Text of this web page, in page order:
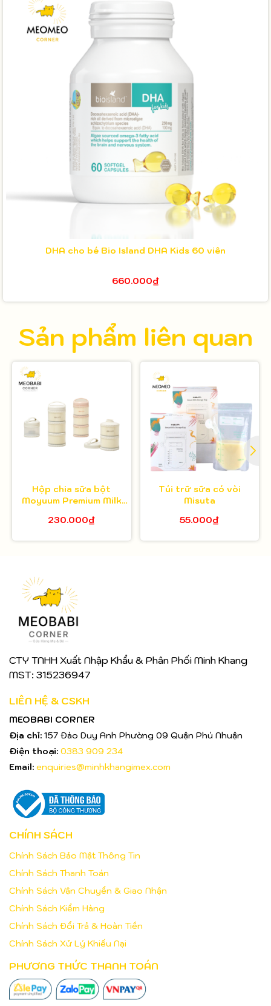
DHA cho bé Bio Island DHA Kids 60 viên
660.000₫
Sản phẩm liên quan
Hộp chia sữa bột
Moyuum Premium Milk
ngăn
230.000₫
Túi trữ sữa có vòi
Misuta
55.000₫
CTY TNHH Xuất Nhập Khẩu & Phân Phối Minh Khang
MST: 315236947
LIÊN HỆ & CSKH
MEOBABI CORNER
Địa chỉ: 157 Đào Duy Anh Phường 09 Quận Phú Nhuận
Điện thoại: 0383 909 234
Email: enquiries@minhkhangimex.com
CHÍNH SÁCH
Chính Sách Bảo Mật Thông Tin
Chính Sách Thanh Toán
Chính Sách Vận Chuyển & Giao Nhận
Chính Sách Kiểm Hàng
Chính Sách Đổi Trả & Hoàn Tiền
Chính Sách Xử Lý Khiếu Nại
PHƯƠNG THỨC THANH TOÁN